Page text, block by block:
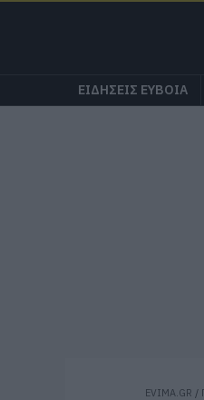
ΕΙΔΗΣΕΙΣ ΕΥΒΟΙΑ
EVIMA.GR /